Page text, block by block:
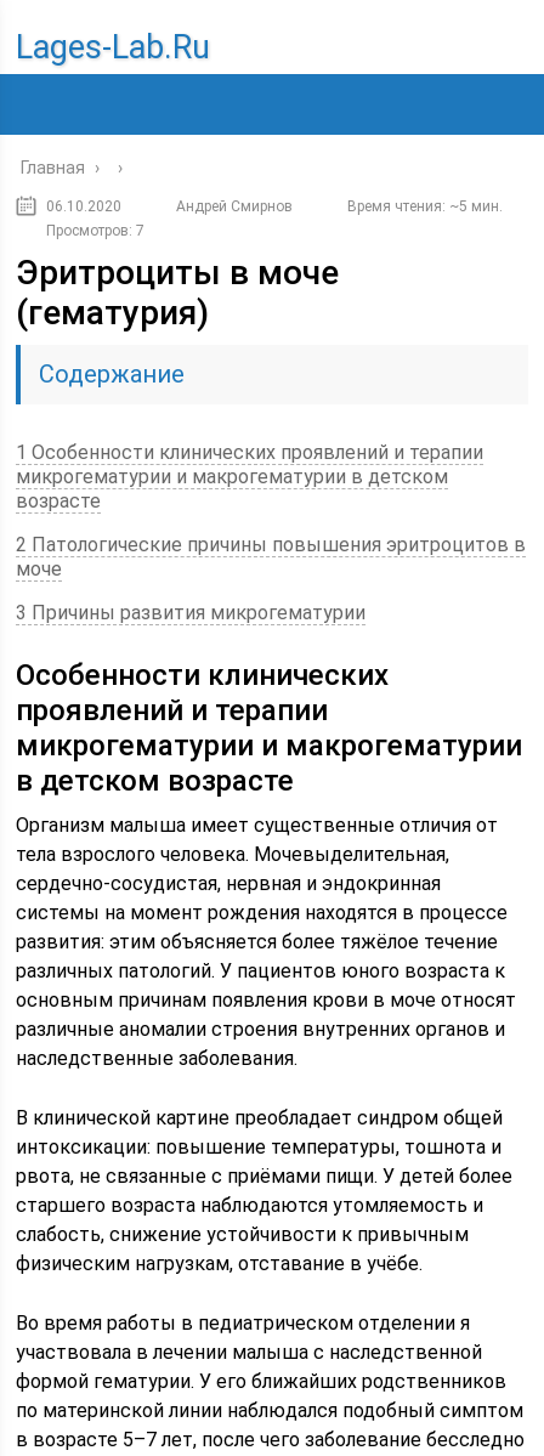
Lages-Lab.ru
Главная › ›
06.10.2020 Андрей Смирнов
Время чтения: ~5 мин.
Просмотров: 7
Эритроциты в моче
(гематурия)
Содержание
1 Особенности клинических проявлений и терапии
микрогематурии и макрогематурии в детском
возрасте
2 Патологические причины повышения эритроцитов в
моче
3 Причины развития микрогематурии
Особенности клинических
проявлений и терапии
микрогематурии и макрогематурии
в детском возрасте
Организм малыша имеет существенные отличия от
тела взрослого человека. Мочевыделительная,
сердечно-сосудистая, нервная и эндокринная
системы на момент рождения находятся в процессе
развития: этим объясняется более тяжёлое течение
различных патологий. У пациентов юного возраста к
основным причинам появления крови в моче относят
различные аномалии строения внутренних органов и
наследственные заболевания.
В клинической картине преобладает синдром общей
интоксикации: повышение температуры, тошнота и
рвота, не связанные с приёмами пищи. У детей более
старшего возраста наблюдаются утомляемость и
слабость, снижение устойчивости к привычным
физическим нагрузкам, отставание в учёбе.
Во время работы в педиатрическом отделении я
участвовала в лечении малыша с наследственной
формой гематурии. У его ближайших родственников
по материнской линии наблюдался подобный симптом
в возрасте 5–7 лет, после чего заболевание бесследно